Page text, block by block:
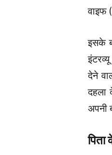
वाइफ
इसके
देने
दहला
अपनी